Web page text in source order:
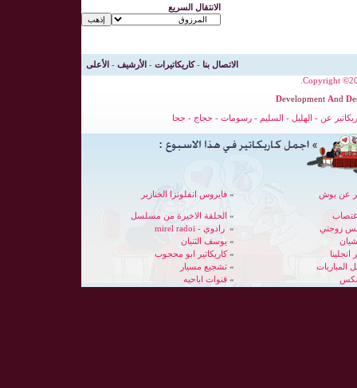
الانتقال السريع
الاتصال بنا -كاريكاتيرات - الأرشيف - الأعلى
Copyright
Development And D
عن - الهليل - السليم -رسومات - حجاج - جحا
» فايروس انفلونزا الخنازير عن بوش
» الحلقة الاخيرة من مسلسل
» رادوي - mirel radoi
زوجتي
» يوسف الثنيان
» كاريكاتير ابو محجوب
انجلينا
» تشجيع مسيار
» قنوات اباحيه سكس